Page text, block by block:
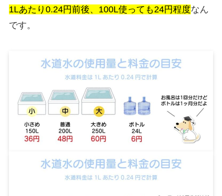
1Lあたり0.24円前後、100L使っても24円程度なん
です。